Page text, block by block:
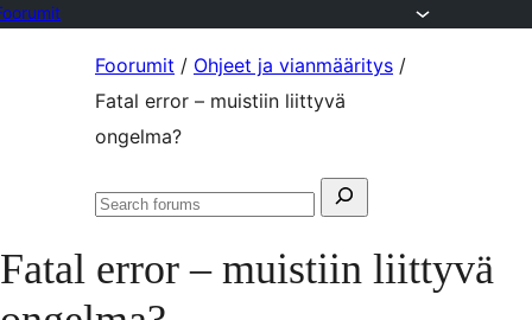
Foorumit / Ohjeet ja vianmääritys /
Fatal error – muistiin liittyvä
ongelma?
Search
Search
Fatal error – muistiin liittyvä